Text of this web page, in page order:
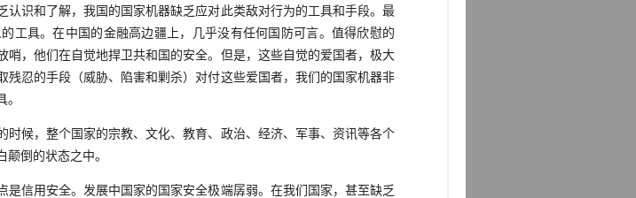
识和了解，我国的国家机器缺乏应对此类敌对行为的工具和手段。最
工具。在中国的金融高边疆上，几乎没有任何国防可言。值得欣慰的
，他们在自觉地捍卫共和国的安全。但是，这些自觉的爱国者，极大
忍的手段（威胁、陷害和剿杀）对付这些爱国者，我们的国家机器非
候，整个国家的宗教、文化、教育、政治、经济、军事、资讯等各个
倒的状态之中。
信用安全。发展中国家的国家安全极端孱弱。在我们国家，甚至缺乏